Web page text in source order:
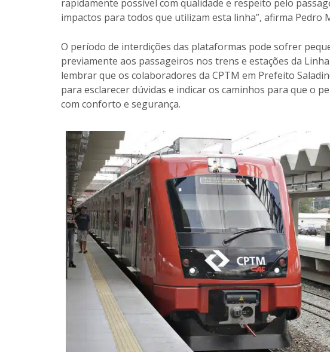
rapidamente possível com qualidade e respeito pelo
impactos para todos que utilizam esta linha”, afirma Pedro
O período de interdições das plataformas pode sofrer
previamente aos passageiros nos trens e estações da
lembrar que os colaboradores da CPTM em Prefeito
para esclarecer dúvidas e indicar os caminhos para que o
com conforto e segurança.